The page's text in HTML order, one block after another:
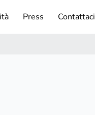
Press Contattaci